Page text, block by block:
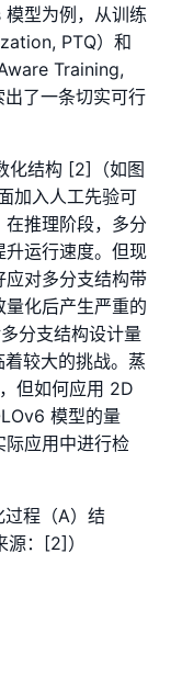
型为例，从训练
PTQ）和
Training,
了一条切实可行
化结构 [2]（如图
加入人工先验可
推理阶段，多分
升运行速度。但现
对多分支结构带
化后产生严重的
分支结构设计量
较大的挑战。蒸
但如何应用 2D
模型的量
际应用中进行检